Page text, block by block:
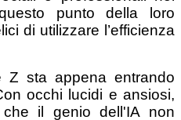
punto della loro
di utilizzare l’efficienza
Z sta appena entrando
occhi lucidi e ansiosi,
il genio dell'IA non